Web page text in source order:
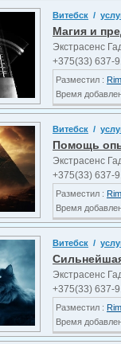
Витебск /
Магия и
Экстрасенс
+375(33) 637-
Разместил :
Время
Витебск /
Помощь
Экстрасенс
+375(33) 637-
Разместил :
Время
Витебск /
Экстрасенс
+375(33) 637-
Разместил :
Время